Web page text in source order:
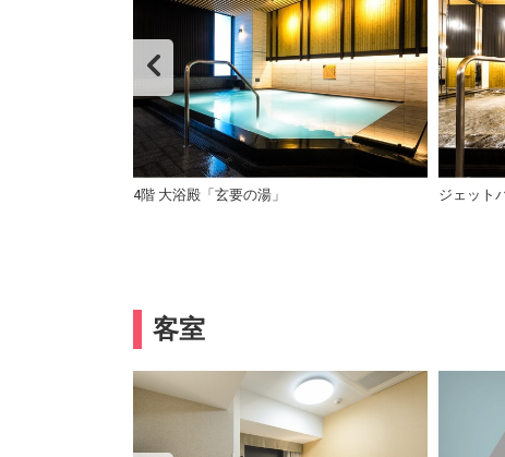
4階 大浴殿「玄要の湯」 ジェット
客室